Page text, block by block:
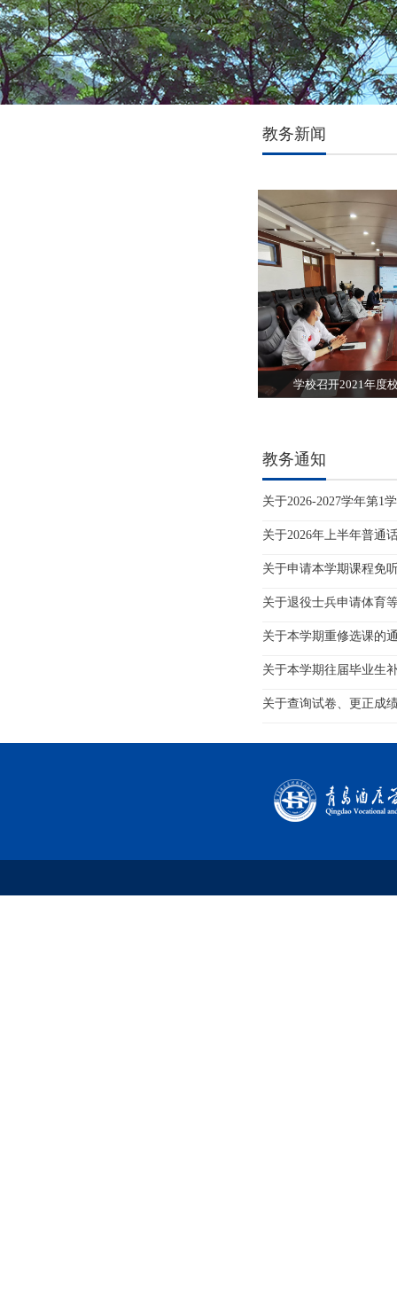
教务新闻
学校召开2021年度
教务通知
关于2026-2027学年第1
关于2026年上半年普通
关于申请本学期课程免
关于退役士兵申请体育
关于本学期重修选课的
关于本学期往届毕业生
关于查询试卷、更正成